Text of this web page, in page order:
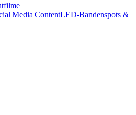
Media ContentLED-Bandenspots &